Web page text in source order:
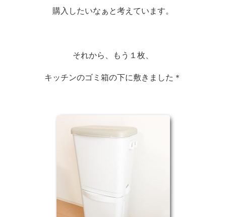
購入したいなぁと考えています。
それから、もう１枚、
キッチンのゴミ箱の下に敷きました＊